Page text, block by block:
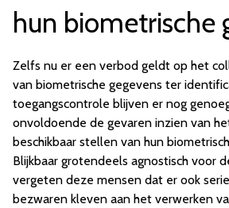
hun biometrische
Zelfs nu er een verbod geldt op het
van biometrische gegevens ter
toegangscontrole blijven er nog
onvoldoende de gevaren inzien van
beschikbaar stellen van hun
Blijkbaar grotendeels agnostisch voor
vergeten deze mensen dat er ook
bezwaren kleven aan het verwerken